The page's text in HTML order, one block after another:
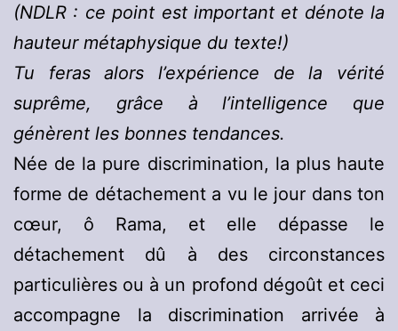
(NDLR : ce point est important et dénote la
hauteur métaphysique du texte!)
Tu feras alors l’expérience de la vérité
suprême, grâce à l’intelligence que
génèrent les bonnes tendances.
Née de la pure discrimination, la plus haute
forme de détachement a vu le jour dans ton
cœur, ô Rama, et elle dépasse le
détachement dû à des circonstances
particulières ou à un profond dégoût et ceci
accompagne la discrimination arrivée à